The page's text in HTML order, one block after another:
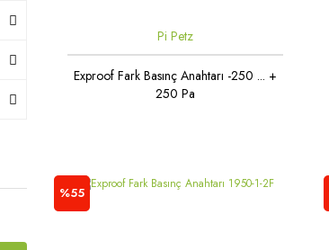
Pi Petz
Exproof Fark Basınç Anahtarı -250 ... +
250 Pa
%55